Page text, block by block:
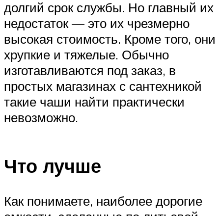
долгий срок службы. Но главный их
недостаток — это их чрезмерно
высокая стоимость. Кроме того, они
хрупкие и тяжелые. Обычно
изготавливаются под заказ, в
простых магазинах с сантехникой
такие чаши найти практически
невозможно.
Что лучше
Как понимаете, наиболее дорогие